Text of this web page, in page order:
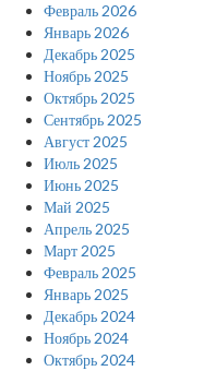
Февраль 2026
Январь 2026
Декабрь 2025
Ноябрь 2025
Октябрь 2025
Сентябрь 2025
Август 2025
Июль 2025
Июнь 2025
Май 2025
Апрель 2025
Март 2025
Февраль 2025
Январь 2025
Декабрь 2024
Ноябрь 2024
Октябрь 2024